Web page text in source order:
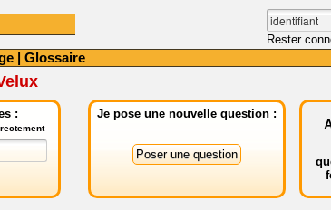
Rester
| Glossaire
: Je pose une nouvelle question :